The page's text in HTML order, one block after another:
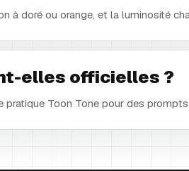
à doré ou orange, et la luminosité
elles officielles ?
pratique Toon Tone pour des